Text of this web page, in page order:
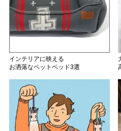
インテリアに映える
お洒落なペットベッド3選